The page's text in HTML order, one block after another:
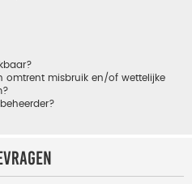
omtrent misbruik en/of wettelijke